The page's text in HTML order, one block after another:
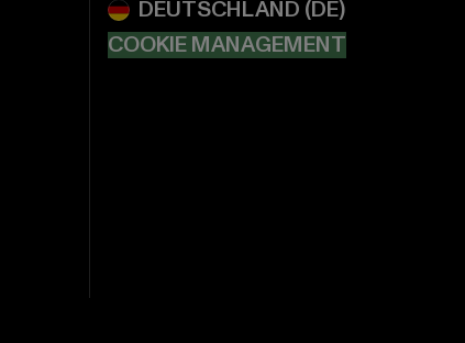
COOKIE MANAGEMENT